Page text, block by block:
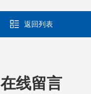
返回列表
在线留言